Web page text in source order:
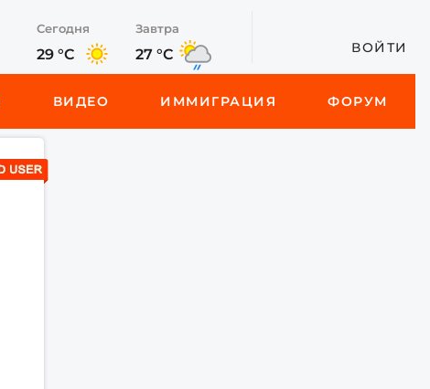
Сегодня
29 °C
Завтра
27 °C ВОЙТИ
ВИДЕО ИММИГРАЦИЯ ФОРУМ